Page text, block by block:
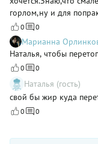
горлом,ну и для
0 0
Марианна
Наталья, чтобы
0 0
Наталья (гость)
свой бы жир куда
0 0